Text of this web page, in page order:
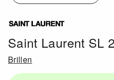
Saint Laurent SL
Brillen